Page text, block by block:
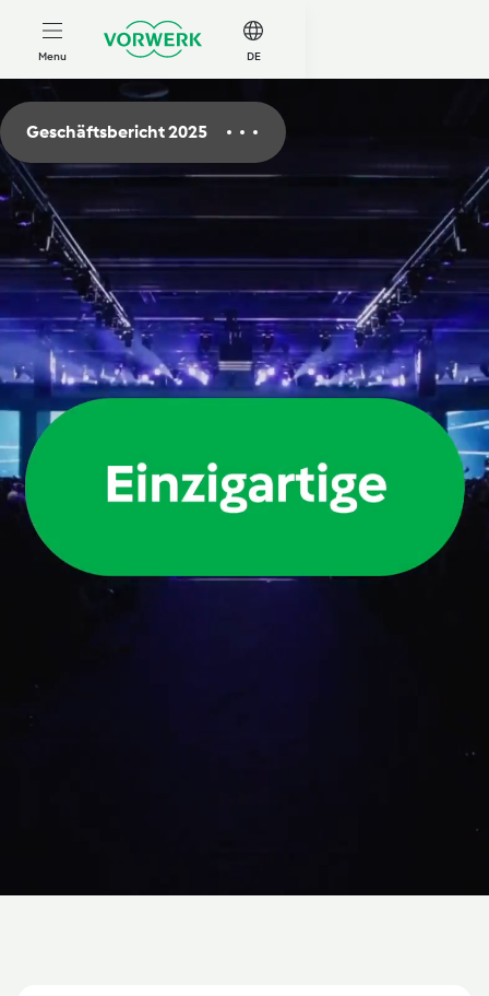
zum Inhalt springen
Menu DE
Geschäftsbericht 2025